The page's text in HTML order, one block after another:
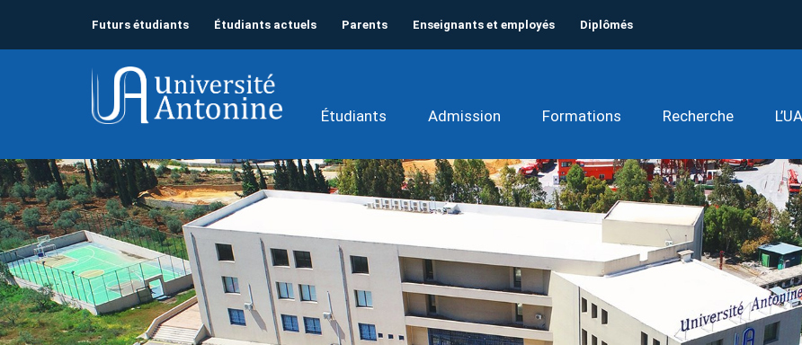
Futurs étudiants Étudiants actuels Parents Enseignants et employés Diplômés
Étudiants Admission Formations Recherche